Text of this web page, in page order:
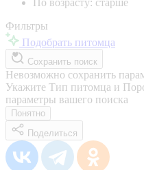
Фильтры
Подобрать питомца
Сохранить поиск
Невозможно сохранить
Укажите Тип питомца и
параметры вашего поиска
Понятно
Поделиться